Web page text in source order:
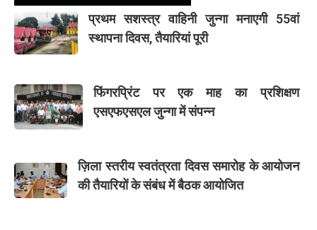
प्रथम सशस्त्र वाहिनी जुन्गा मनाएगी 55वां
स्थापना दिवस, तैयारियां पूरी
फिंगरप्रिंट पर एक माह का प्रशिक्षण
एसएफएसएल जुन्गा में संपन्न
ज़िला स्तरीय स्वतंत्रता दिवस समारोह के आयोजन
की तैयारियों के संबंध में बैठक आयोजित